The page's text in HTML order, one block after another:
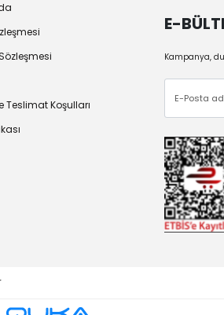
Teslimat Koşulları
E-
Kampanya,